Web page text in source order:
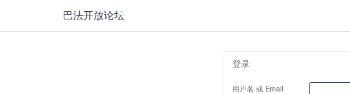
巴法开放论坛
登录
用户名 或 Email